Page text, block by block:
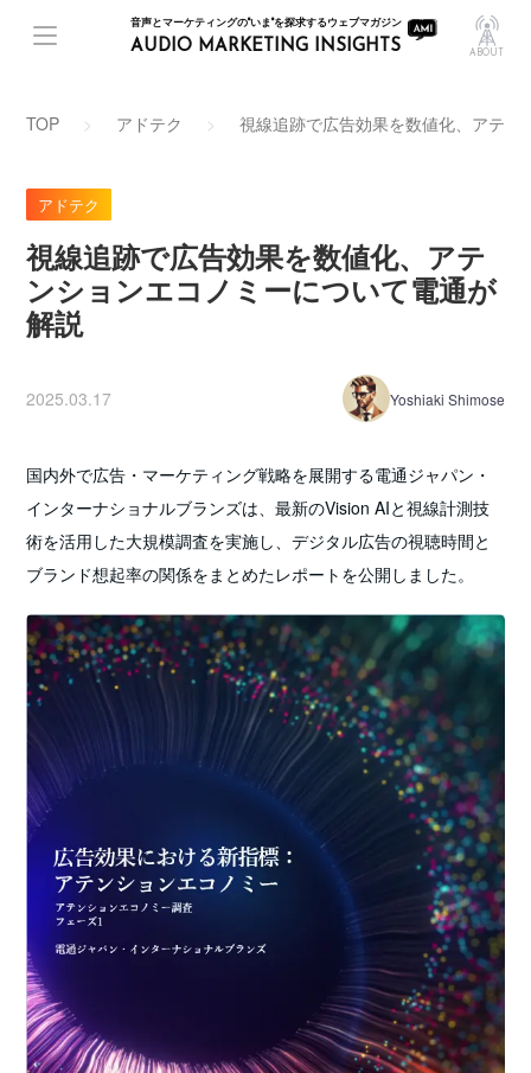
音声とマーケティングの"いま"を探求するウェブマガジン
AUDIO MARKETING INSIGHTS ABOUT
TOP アドテク 視線追跡で広告効果を数値化、アテ
アドテク
視線追跡で広告効果を数値化、アテ
ンションエコノミーについて電通が
解説
2025.03.17 Yoshiaki Shimose
国内外で広告・マーケティング戦略を展開する電通ジャパン・
インターナショナルブランズは、最新のVision AIと視線計測技
術を活用した大規模調査を実施し、デジタル広告の視聴時間と
ブランド想起率の関係をまとめたレポートを公開しました。